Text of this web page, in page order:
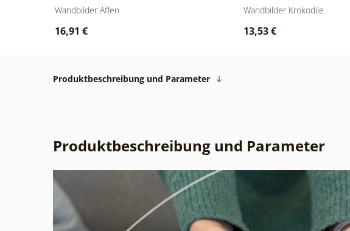
Wandbilder Affen
16,91 €
Wandbilder Krokodile
13,53 €
Produktbeschreibung und Parameter
Produktbeschreibung und Parameter